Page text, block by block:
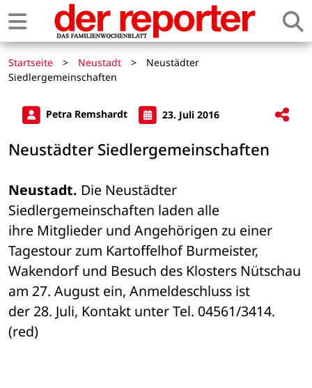
Startseite > Neustadt >
Neustädter
Siedlergemeinschaften
Petra Remshardt 23. Juli 2016
Neustädter Siedlergemeinschaften
Neustadt. Die Neustädter
Siedlergemeinschaften laden alle
ihre Mitglieder und Angehörigen zu einer
Tagestour zum Kartoffelhof Burmeister,
Wakendorf und Besuch des Klosters Nütschau
am 27. August ein, Anmeldeschluss ist
der 28. Juli, Kontakt unter Tel. 04561/3414.
(red)